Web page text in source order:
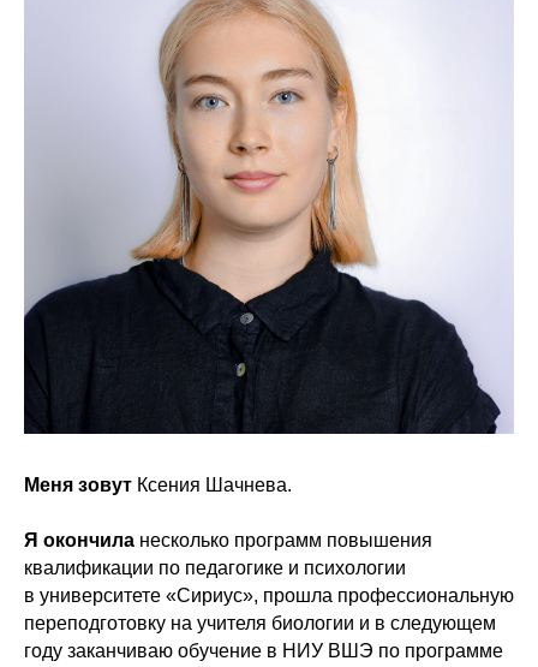
Меня зовут Ксения Шачнева.
Я окончила несколько программ повышения
квалификации по педагогике и психологии
в университете «Сириус», прошла профессиональную
переподготовку на учителя биологии и в следующем
году заканчиваю обучение в НИУ ВШЭ по программе